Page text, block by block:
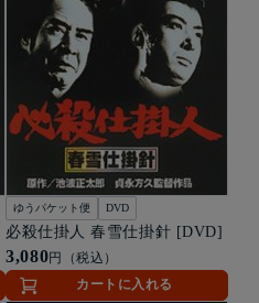
ゆうパケット便 DVD
必殺仕掛人 春雪仕掛針 [DVD]
3,080円（税込）
カートに入れる